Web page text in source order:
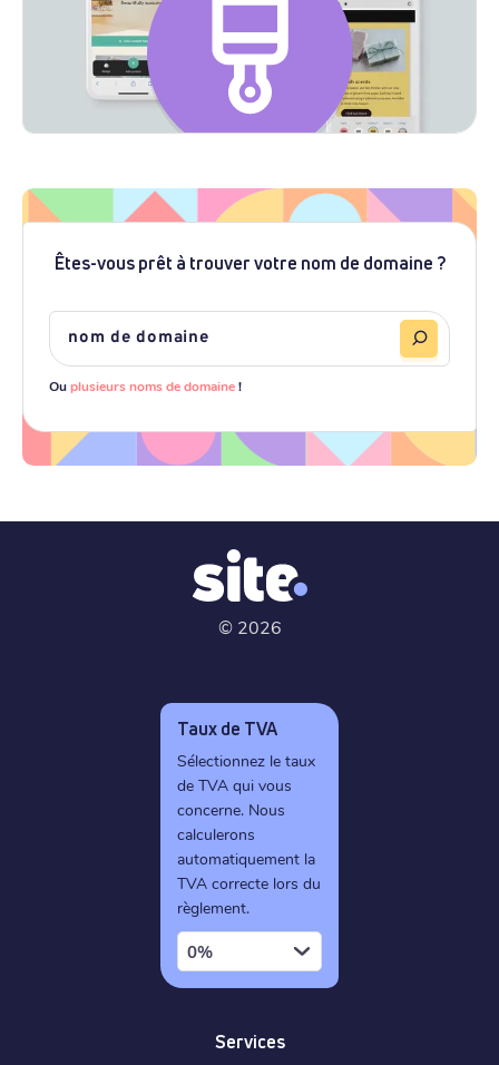
Êtes-vous prêt à trouver votre nom de domaine ?
Ouplusieurs noms de domaine!
© 2026
Taux de TVA
Sélectionnez le taux
de TVA qui vous
concerne. Nous
calculerons
automatiquement la
TVA correcte lors du
règlement.
0%
Services